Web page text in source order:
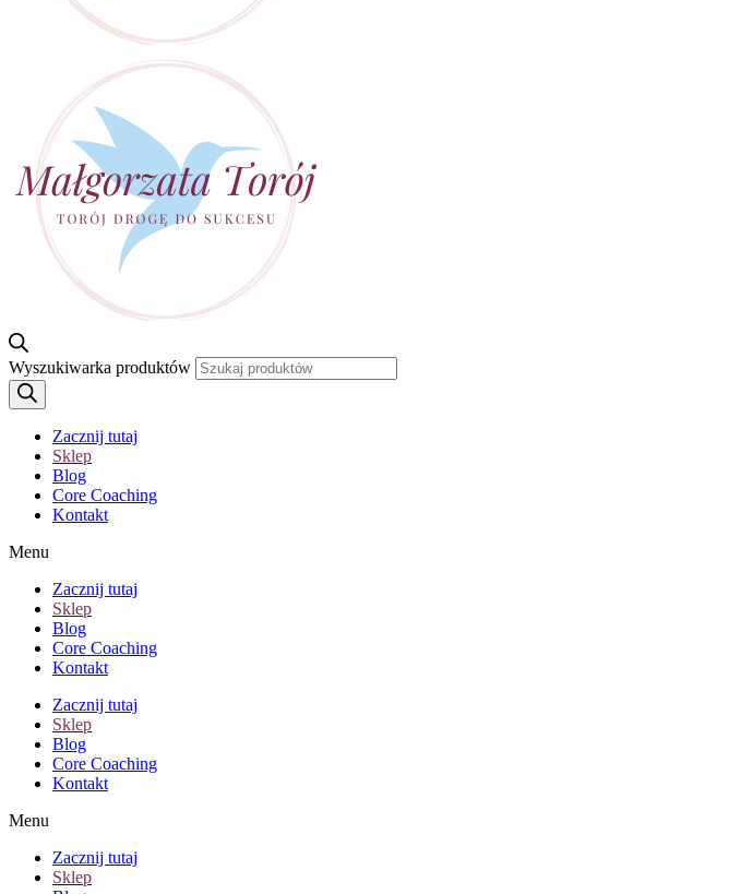
Wyszukiwarka produktów
Zacznij tutaj
Sklep
Blog
Core Coaching
Kontakt
Menu
Zacznij tutaj
Sklep
Blog
Core Coaching
Kontakt
Zacznij tutaj
Sklep
Blog
Core Coaching
Kontakt
Menu
Zacznij tutaj
Sklep